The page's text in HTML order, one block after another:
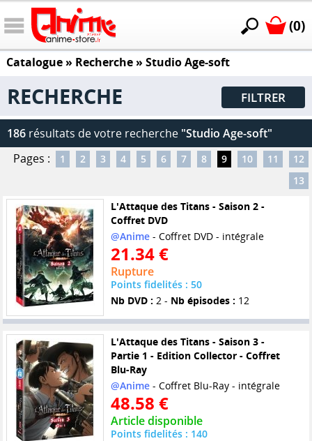
(0)
Catalogue» Recherche » Studio Age-soft
RECHERCHE FILTRER
186 résultats de votre recherche "Studio Age-soft"
Pages :
1 2 3 4 5 6 7 8 9 10 11
12
13
L'Attaque des Titans - Saison 2 -
Coffret DVD
@Anime- Coffret DVD - intégrale
21.34 €
Rupture
Points fidelités : 50
Nb DVD : 2 - Nb épisodes : 12
L'Attaque des Titans - Saison 3 -
Partie 1 - Edition Collector - Coffret
Blu-Ray
@Anime- Coffret Blu-Ray - intégrale
48.58 €
Article disponible
Points fidelités : 140